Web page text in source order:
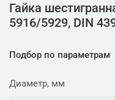
Гайка
5916/5929, DIN
Подбор по параметрам
Диаметр, мм